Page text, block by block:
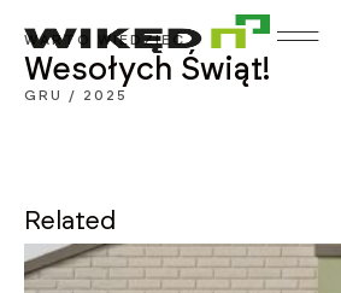
WARTO WIEDZIEĆ
Wesołych Świąt!
GRU / 2025
Related